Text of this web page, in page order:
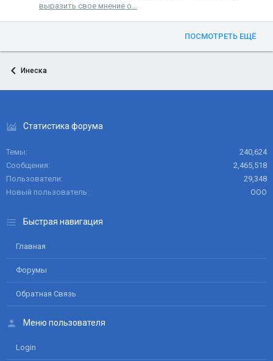
выразить свое мнение о...
ПОСМОТРЕТЬ ЕЩЁ
Инеска
Статистика форума
Темы
240,624
Сообщения
2,465,518
Пользователи
29,348
Новый пользователь
ООО
Быстрая навигация
Главная
Форумы
Обратная Связь
Меню пользователя
Login